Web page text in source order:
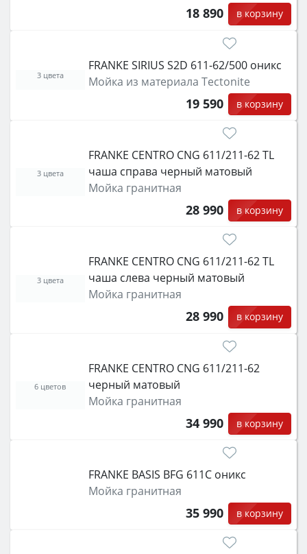
18 890 в корзину
FRANKE SIRIUS S2D 611-62/500 оникс
Мойка из материала Tectonite
19 590 в корзину
3 цвета
FRANKE CENTRO CNG 611/211-62 TL
чаша справа черный матовый
Мойка гранитная
28 990 в корзину
3 цвета
FRANKE CENTRO CNG 611/211-62 TL
чаша слева черный матовый
Мойка гранитная
28 990 в корзину
3 цвета
FRANKE CENTRO CNG 611/211-62
черный матовый
Мойка гранитная
34 990 в корзину
6 цветов
FRANKE BASIS BFG 611C оникс
Мойка гранитная
35 990 в корзину